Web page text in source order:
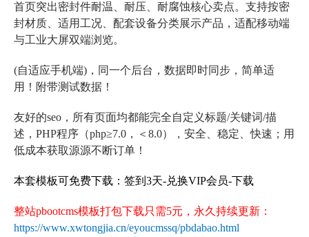
首页突出密封件耐温、耐压、耐腐蚀核心卖点。支持按密
封材质、适用工况、配套设备分类展示产品，适配移动端
与工业大屏双端浏览。
(自适应手机端)，同一个后台，数据即时同步，简单适
用！附带测试数据！
友好的seo，所有页面均都能完全自定义标题/关键词/描
述，PHP程序（php≥7.0，＜8.0），安全、稳定、快速；用
低成本获取源源不断订单！
本套模板可免费下载：签到3天-兑换VIP会员-下载
整站pbootcms模板打包下载只需5元，永久持续更新：
https://www.xwtongjia.cn/eyoucmssq/pbdabao.html